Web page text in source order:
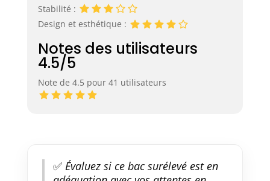
Stabilité :
Design et esthétique :
Notes des utilisateurs
4.5/5
Note de 4.5 pour 41 utilisateurs
✅Évaluez si ce bac surélevé est en